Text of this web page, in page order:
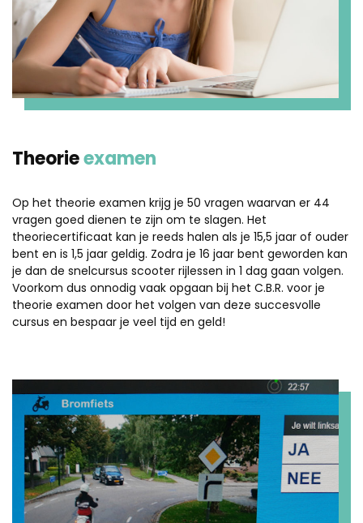
Theorieexamen
Op het theorie examen krijg je 50 vragen waarvan er 44
vragen goed dienen te zijn om te slagen. Het
theoriecertificaat kan je reeds halen als je 15,5 jaar of ouder
bent en is 1,5 jaar geldig. Zodra je 16 jaar bent geworden kan
je dan de snelcursus scooter rijlessen in 1 dag gaan volgen.
Voorkom dus onnodig vaak opgaan bij het C.B.R. voor je
theorie examen door het volgen van deze succesvolle
cursus en bespaar je veel tijd en geld!